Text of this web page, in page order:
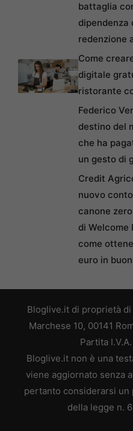
battaglia
dipendenza
redenzione
Come
digitale
ristorante
Federico
destino del
che ha
un gesto di
Credit
nuovo
canone
di Welcome
come
euro in
Bloglive.it di proprietà di
Marchese 10, 00141
Partita
Bloglive.it non è una
viene aggiornato senza
pertanto considerarsi
della legge n.